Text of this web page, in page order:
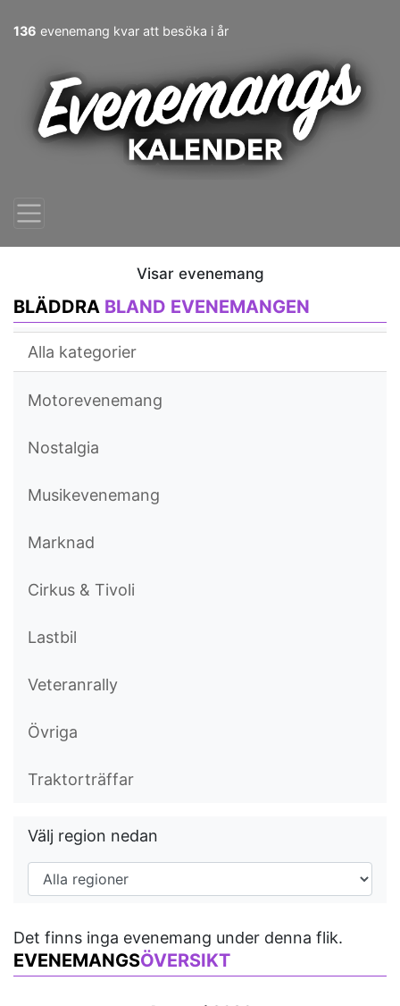
136 evenemang kvar att besöka i år
Visar evenemang
BLÄDDRA BLAND EVENEMANGEN
Alla kategorier
Motorevenemang
Nostalgia
Musikevenemang
Marknad
Cirkus & Tivoli
Lastbil
Veteranrally
Övriga
Traktorträffar
Välj region nedan
Det finns inga evenemang under denna flik.
EVENEMANGSÖVERSIKT